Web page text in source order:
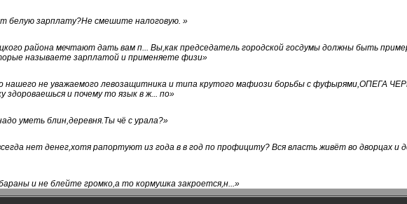
белую зарплату?Не смешите налоговую. »
района мечтают дать вам п... Вы,как председатель городской госдумы должны быть
называете зарплатой и применяете физи»
нашего не уважаемого левозащитника и типа крутого мафиози борьбы с фуфырями,ОПЕГА
здороваешься и почему то язык в ж... по»
уметь блин,деревня.Ты чё с урала?»
нет денег,хотя рапортуют из года в в год по профициту? Вся власть живёт во дворцах и
и не блейте громко,а то кормушка закроется,н...»